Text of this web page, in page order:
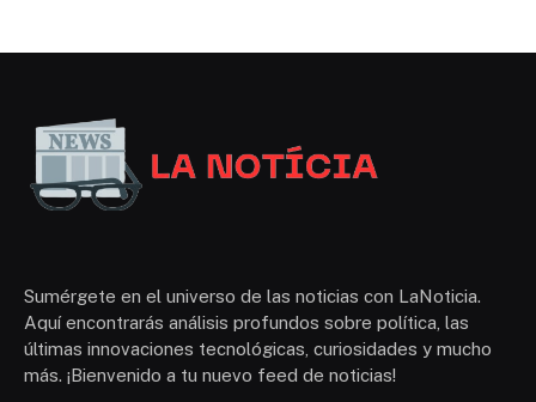
Sumérgete en el universo de las noticias con LaNoticia.
Aquí encontrarás análisis profundos sobre política, las
últimas innovaciones tecnológicas, curiosidades y mucho
más. ¡Bienvenido a tu nuevo feed de noticias!